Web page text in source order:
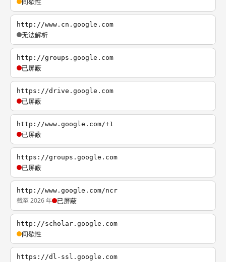
http://www.cn.google.com
无法解析
http://groups.google.com
已屏蔽
https://drive.google.com
已屏蔽
http://www.google.com/+1
已屏蔽
https://groups.google.com
已屏蔽
http://www.google.com/ncr
截至 2026 年 已屏蔽
http://scholar.google.com
间歇性
https://dl-ssl.google.com